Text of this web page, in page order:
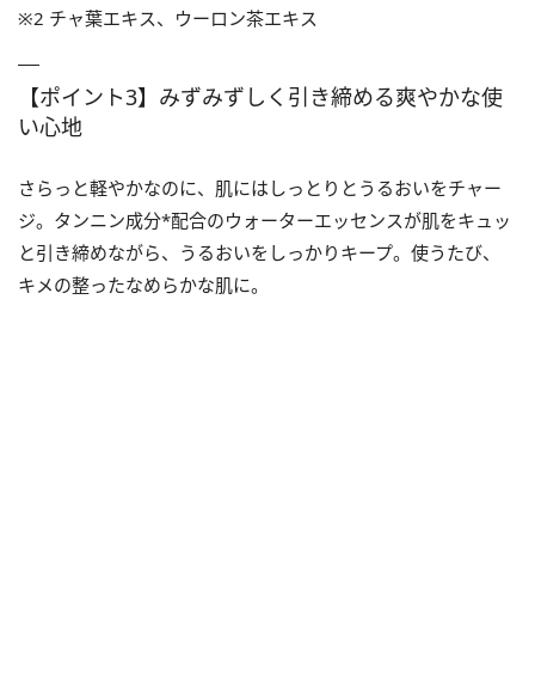
※2 チャ葉エキス、ウーロン茶エキス
【ポイント3】みずみずしく引き締める爽やかな使
い心地
さらっと軽やかなのに、肌にはしっとりとうるおいをチャー
ジ。タンニン成分*配合のウォーターエッセンスが肌をキュッ
と引き締めながら、うるおいをしっかりキープ。使うたび、
キメの整ったなめらかな肌に。